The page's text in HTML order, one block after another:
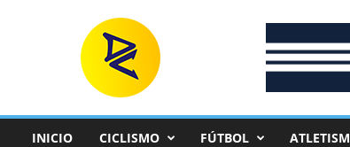
INICIO CICLISMO FÚTBOL